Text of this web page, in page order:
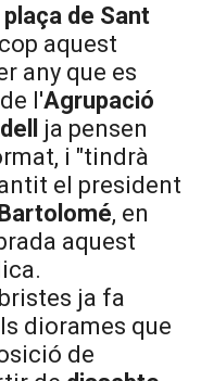
plaça de Sant
aquest
any que es
l'Agrupació
ja pensen
i "tindrà
el president
, en
aquest
ja fa
diorames que
de